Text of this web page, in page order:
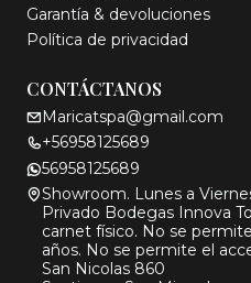
Garantía & devoluciones
Política de privacidad
CONTÁCTANOS
Maricatspa@gmail.com
+56958125689
56958125689
Showroom. Lunes a
Privado Bodegas Innova
carnet físico. No se
años. No se permite el
San Nicolas 860